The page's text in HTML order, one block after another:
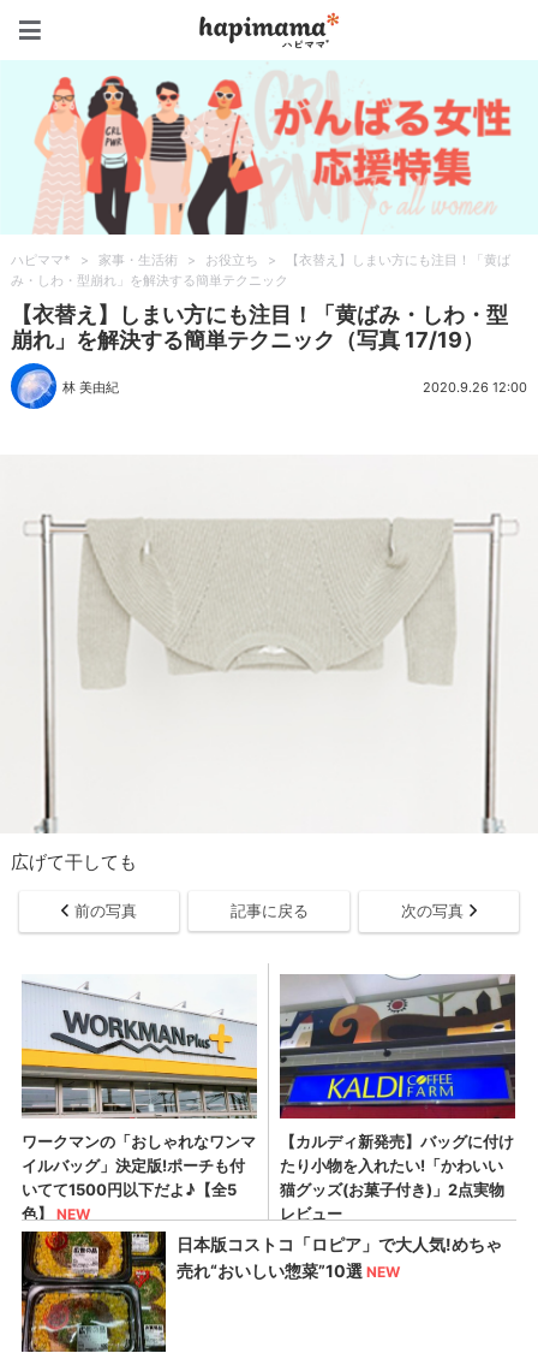
ハピママ* > 家事・生活術 > お役立ち >
【衣替え】しまい方にも注目！「黄ば
み・しわ・型崩れ」を解決する簡単テクニック
【衣替え】しまい方にも注目！「黄ばみ・しわ・型
崩れ」を解決する簡単テクニック（写真 17/19）
林 美由紀 2020.9.26 12:00
広げて干しても
前の写真 記事に戻る 次の写真